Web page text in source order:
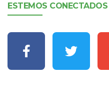
ESTEMOS CONECTADOS